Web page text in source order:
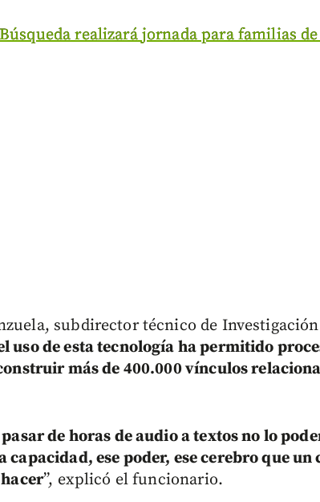
realizará jornada para familias
subdirector técnico de
uso de esta tecnología ha permitido
más de 400.000 vínculos
de horas de audio a textos no lo
capacidad, ese poder, ese cerebro que
”, explicó el funcionario.